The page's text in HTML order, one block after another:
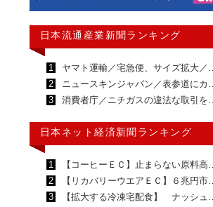
日本流通産業新聞ランキング
1
ヤマト運輸／宅急便、サイズ拡大／…
2
ニュースキンジャパン／表参道にカ…
3
消費者庁／ニチガスの違法な取引を…
日本ネット経済新聞ランキング
1
【コーヒーＥＣ】止まらない原料高…
2
【リカバリーウエアＥＣ】６兆円市…
3
【拡大する冷凍宅配食】 ナッシュ…